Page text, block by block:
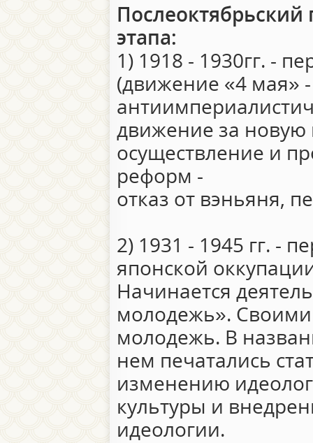
Послеоктябрьский
этапа:
1) 1918 - 1930гг. -
(движение «4 мая»
движение за новую
осуществление и
реформ -
отказ от вэньяня,
2) 1931 - 1945 гг. -
японской
Начинается
молодежь».
молодежь. В
нем печатались
изменению
культуры и
идеологии.